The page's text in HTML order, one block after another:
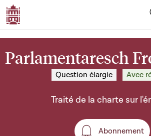
Parlamentaresch
Question élargie Avec
Traité de la charte sur
Abonnement